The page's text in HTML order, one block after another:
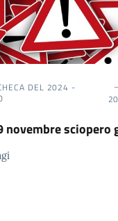
DEL 2024 -
novembre sciopero